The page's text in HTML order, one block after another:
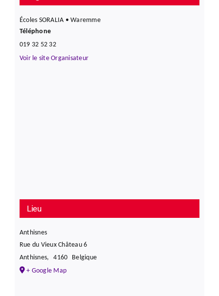
Écoles SORALIA • Waremme
Téléphone
019 32 52 32
Voir le site Organisateur
Lieu
Anthisnes
Rue du Vieux Château 6
Anthisnes, 4160 Belgique
+ Google Map